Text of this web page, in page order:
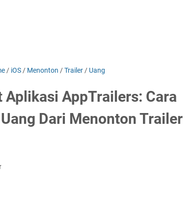
/ iOS / Menonton /Trailer / Uang
Aplikasi AppTrailers: Cara
Dari Menonton Trailer